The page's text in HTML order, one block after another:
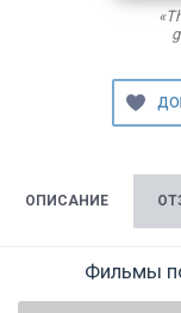
ОПИСАНИЕ
Фильмы